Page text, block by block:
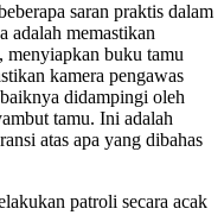
saran praktis dalam
adalah memastikan
menyiapkan buku tamu
kamera pengawas
didampingi oleh
tamu. Ini adalah
atas apa yang dibahas
patroli secara acak